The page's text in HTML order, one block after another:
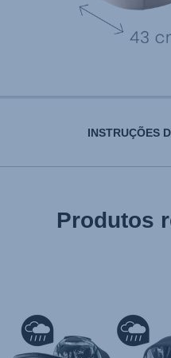
INSTRUÇÕES
Instrucciones del
Manual de
Produtos